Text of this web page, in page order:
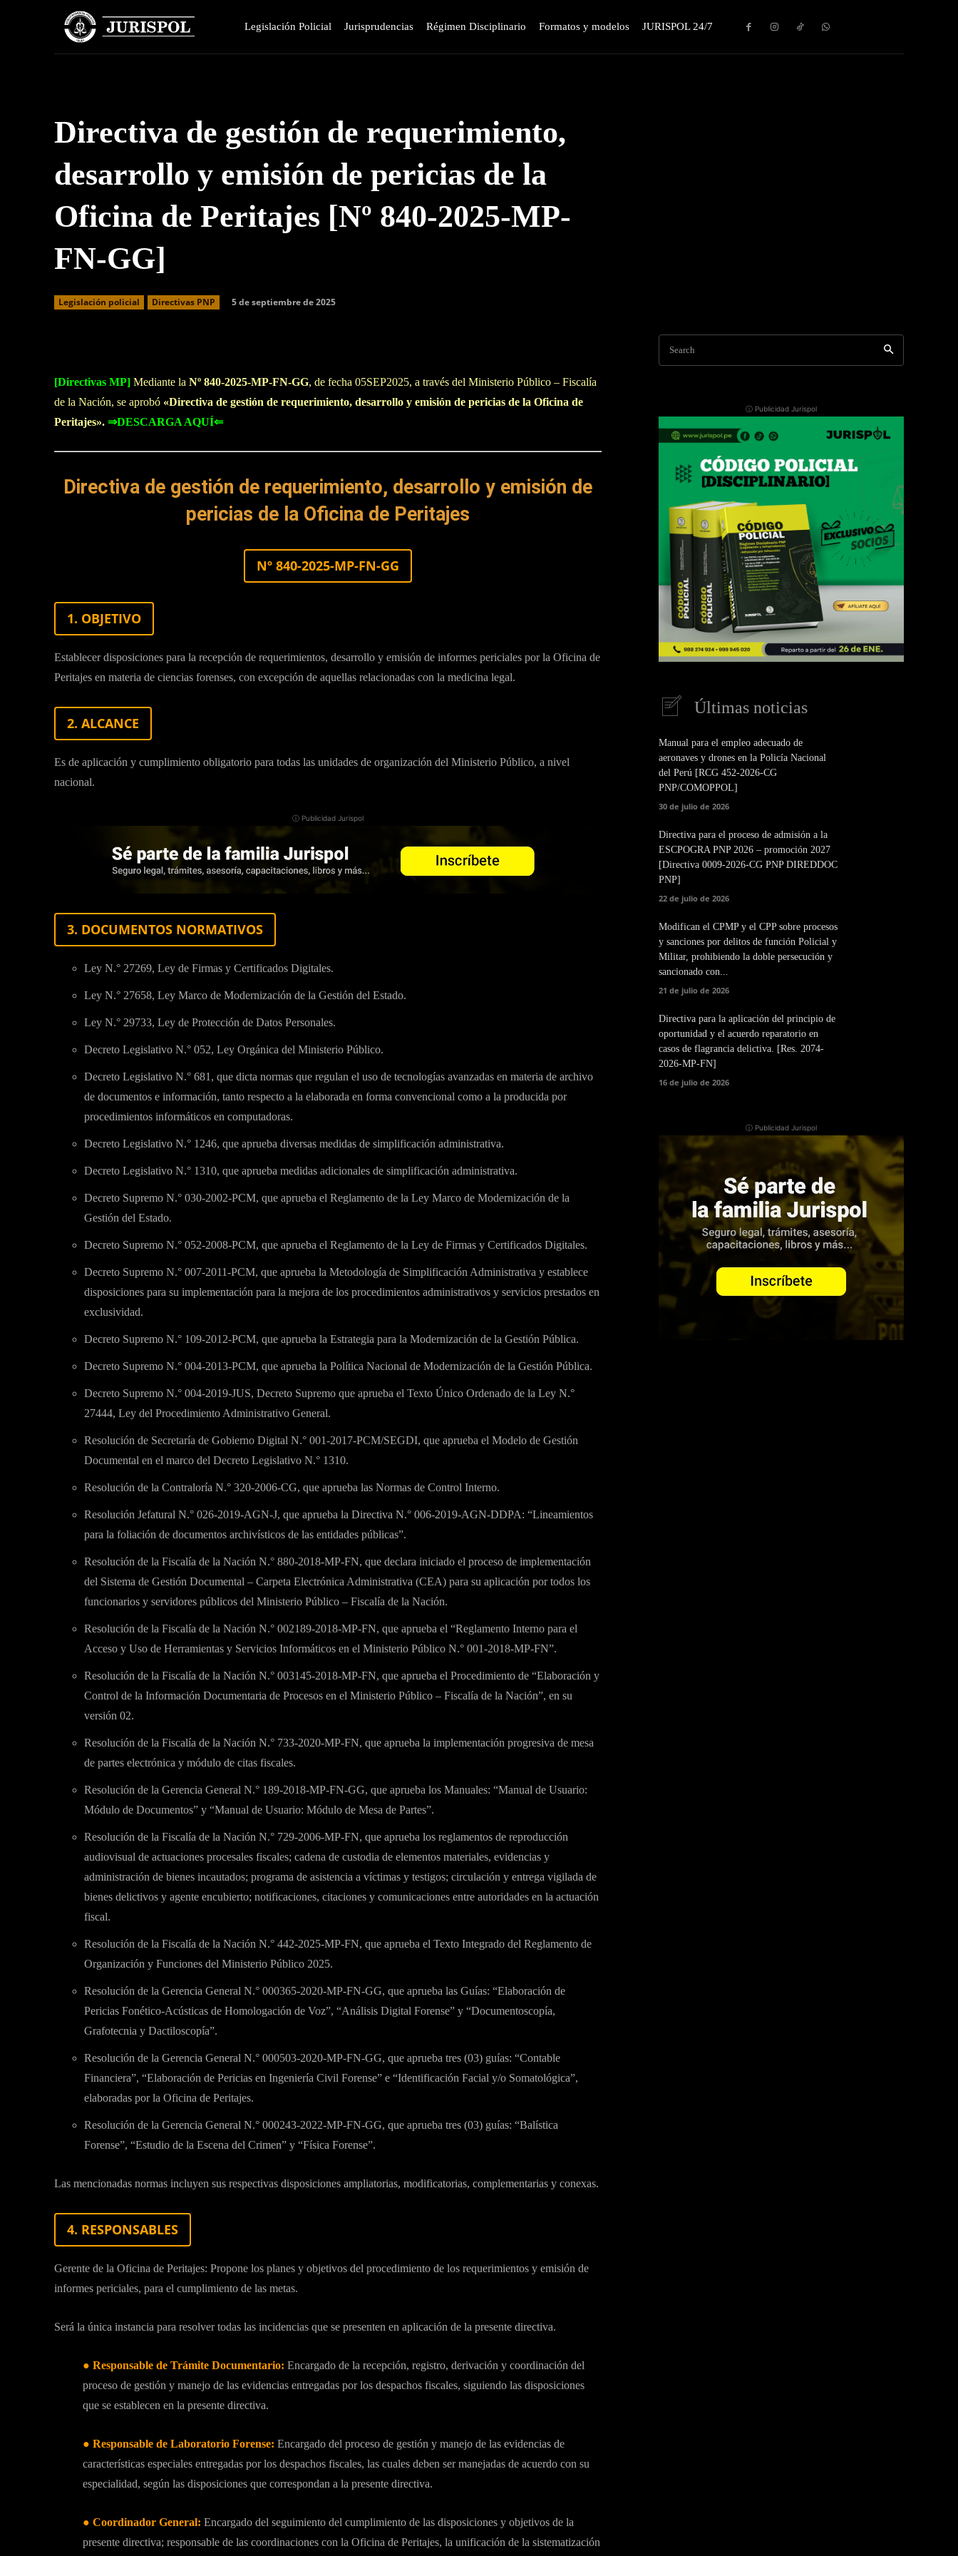
Legislación Policial Jurisprudencias Régimen Disciplinario Formatos y modelos JURISPOL 24/7
Directiva de gestión de requerimiento,
desarrollo y emisión de pericias de la
Oficina de Peritajes [Nº 840-2025-MP-
FN-GG]
Legislación policial Directivas PNP 5 de septiembre de 2025
[Directivas MP] Mediante la Nº 840-2025-MP-FN-GG, de fecha 05SEP2025, a través del Ministerio Público – Fiscalía
de la Nación, se aprobó «Directiva de gestión de requerimiento, desarrollo y emisión de pericias de la Oficina de
Peritajes». ⇒DESCARGA AQUÍ⇐
Directiva de gestión de requerimiento, desarrollo y emisión de
pericias de la Oficina de Peritajes
Nº 840-2025-MP-FN-GG
1. OBJETIVO
Establecer disposiciones para la recepción de requerimientos, desarrollo y emisión de informes periciales por la Oficina de
Peritajes en materia de ciencias forenses, con excepción de aquellas relacionadas con la medicina legal.
2. ALCANCE
Es de aplicación y cumplimiento obligatorio para todas las unidades de organización del Ministerio Público, a nivel
nacional.
ⓘ Publicidad Jurispol
3. DOCUMENTOS NORMATIVOS
Ley N.° 27269, Ley de Firmas y Certificados Digitales.
Ley N.° 27658, Ley Marco de Modernización de la Gestión del Estado.
Ley N.° 29733, Ley de Protección de Datos Personales.
Decreto Legislativo N.° 052, Ley Orgánica del Ministerio Público.
Decreto Legislativo N.° 681, que dicta normas que regulan el uso de tecnologías avanzadas en materia de archivo
de documentos e información, tanto respecto a la elaborada en forma convencional como a la producida por
procedimientos informáticos en computadoras.
Decreto Legislativo N.° 1246, que aprueba diversas medidas de simplificación administrativa.
Decreto Legislativo N.° 1310, que aprueba medidas adicionales de simplificación administrativa.
Decreto Supremo N.° 030-2002-PCM, que aprueba el Reglamento de la Ley Marco de Modernización de la
Gestión del Estado.
Decreto Supremo N.° 052-2008-PCM, que aprueba el Reglamento de la Ley de Firmas y Certificados Digitales.
Decreto Supremo N.° 007-2011-PCM, que aprueba la Metodología de Simplificación Administrativa y establece
disposiciones para su implementación para la mejora de los procedimientos administrativos y servicios prestados en
exclusividad.
Decreto Supremo N.° 109-2012-PCM, que aprueba la Estrategia para la Modernización de la Gestión Pública.
Decreto Supremo N.° 004-2013-PCM, que aprueba la Política Nacional de Modernización de la Gestión Pública.
Decreto Supremo N.° 004-2019-JUS, Decreto Supremo que aprueba el Texto Único Ordenado de la Ley N.°
27444, Ley del Procedimiento Administrativo General.
Resolución de Secretaría de Gobierno Digital N.° 001-2017-PCM/SEGDI, que aprueba el Modelo de Gestión
Documental en el marco del Decreto Legislativo N.° 1310.
Resolución de la Contraloría N.° 320-2006-CG, que aprueba las Normas de Control Interno.
Resolución Jefatural N.° 026-2019-AGN-J, que aprueba la Directiva N.° 006-2019-AGN-DDPA: “Lineamientos
para la foliación de documentos archivísticos de las entidades públicas”.
Resolución de la Fiscalía de la Nación N.° 880-2018-MP-FN, que declara iniciado el proceso de implementación
del Sistema de Gestión Documental – Carpeta Electrónica Administrativa (CEA) para su aplicación por todos los
funcionarios y servidores públicos del Ministerio Público – Fiscalía de la Nación.
Resolución de la Fiscalía de la Nación N.° 002189-2018-MP-FN, que aprueba el “Reglamento Interno para el
Acceso y Uso de Herramientas y Servicios Informáticos en el Ministerio Público N.° 001-2018-MP-FN”.
Resolución de la Fiscalía de la Nación N.° 003145-2018-MP-FN, que aprueba el Procedimiento de “Elaboración y
Control de la Información Documentaria de Procesos en el Ministerio Público – Fiscalía de la Nación”, en su
versión 02.
Resolución de la Fiscalía de la Nación N.° 733-2020-MP-FN, que aprueba la implementación progresiva de mesa
de partes electrónica y módulo de citas fiscales.
Resolución de la Gerencia General N.° 189-2018-MP-FN-GG, que aprueba los Manuales: “Manual de Usuario:
Módulo de Documentos” y “Manual de Usuario: Módulo de Mesa de Partes”.
Resolución de la Fiscalía de la Nación N.° 729-2006-MP-FN, que aprueba los reglamentos de reproducción
audiovisual de actuaciones procesales fiscales; cadena de custodia de elementos materiales, evidencias y
administración de bienes incautados; programa de asistencia a víctimas y testigos; circulación y entrega vigilada de
bienes delictivos y agente encubierto; notificaciones, citaciones y comunicaciones entre autoridades en la actuación
fiscal.
Resolución de la Fiscalía de la Nación N.° 442-2025-MP-FN, que aprueba el Texto Integrado del Reglamento de
Organización y Funciones del Ministerio Público 2025.
Resolución de la Gerencia General N.° 000365-2020-MP-FN-GG, que aprueba las Guías: “Elaboración de
Pericias Fonético-Acústicas de Homologación de Voz”, “Análisis Digital Forense” y “Documentoscopía,
Grafotecnia y Dactiloscopía”.
Resolución de la Gerencia General N.° 000503-2020-MP-FN-GG, que aprueba tres (03) guías: “Contable
Financiera”, “Elaboración de Pericias en Ingeniería Civil Forense” e “Identificación Facial y/o Somatológica”,
elaboradas por la Oficina de Peritajes.
Resolución de la Gerencia General N.° 000243-2022-MP-FN-GG, que aprueba tres (03) guías: “Balística
Forense”, “Estudio de la Escena del Crimen” y “Física Forense”.
Las mencionadas normas incluyen sus respectivas disposiciones ampliatorias, modificatorias, complementarias y conexas.
4. RESPONSABLES
Gerente de la Oficina de Peritajes: Propone los planes y objetivos del procedimiento de los requerimientos y emisión de
informes periciales, para el cumplimiento de las metas.
Será la única instancia para resolver todas las incidencias que se presenten en aplicación de la presente directiva.
● Responsable de Trámite Documentario: Encargado de la recepción, registro, derivación y coordinación del
proceso de gestión y manejo de las evidencias entregadas por los despachos fiscales, siguiendo las disposiciones
que se establecen en la presente directiva.
● Responsable de Laboratorio Forense: Encargado del proceso de gestión y manejo de las evidencias de
características especiales entregadas por los despachos fiscales, las cuales deben ser manejadas de acuerdo con su
especialidad, según las disposiciones que correspondan a la presente directiva.
● Coordinador General: Encargado del seguimiento del cumplimiento de las disposiciones y objetivos de la
presente directiva; responsable de las coordinaciones con la Oficina de Peritajes, la unificación de la sistematización
Search
ⓘ Publicidad Jurispol
Últimas noticias
Manual para el empleo adecuado de
aeronaves y drones en la Policía Nacional
del Perú [RCG 452-2026-CG
PNP/COMOPPOL]
30 de julio de 2026
Directiva para el proceso de admisión a la
ESCPOGRA PNP 2026 – promoción 2027
[Directiva 0009-2026-CG PNP DIREDDOC
PNP]
22 de julio de 2026
Modifican el CPMP y el CPP sobre procesos
y sanciones por delitos de función Policial y
Militar, prohibiendo la doble persecución y
sancionado con...
21 de julio de 2026
Directiva para la aplicación del principio de
oportunidad y el acuerdo reparatorio en
casos de flagrancia delictiva. [Res. 2074-
2026-MP-FN]
16 de julio de 2026
ⓘ Publicidad Jurispol